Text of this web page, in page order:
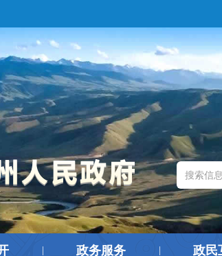
政务服务 政民